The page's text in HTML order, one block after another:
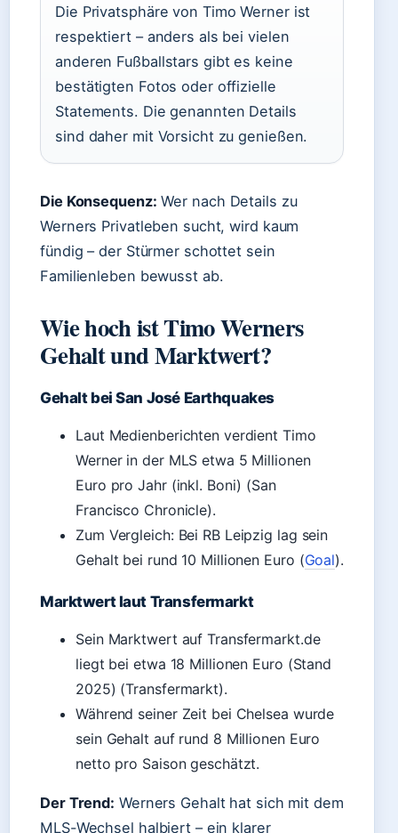
Die Privatsphäre von Timo Werner ist
respektiert – anders als bei vielen
anderen Fußballstars gibt es keine
bestätigten Fotos oder offizielle
Statements. Die genannten Details
sind daher mit Vorsicht zu genießen.
Die Konsequenz: Wer nach Details zu
Werners Privatleben sucht, wird kaum
fündig – der Stürmer schottet sein
Familienleben bewusst ab.
Wie hoch ist Timo Werners
Gehalt und Marktwert?
Gehalt bei San José Earthquakes
Laut Medienberichten verdient Timo
Werner in der MLS etwa 5 Millionen
Euro pro Jahr (inkl. Boni) (San
Francisco Chronicle).
Zum Vergleich: Bei RB Leipzig lag sein
Gehalt bei rund 10 Millionen Euro (Goal).
Marktwert laut Transfermarkt
Sein Marktwert auf Transfermarkt.de
liegt bei etwa 18 Millionen Euro (Stand
2025) (Transfermarkt).
Während seiner Zeit bei Chelsea wurde
sein Gehalt auf rund 8 Millionen Euro
netto pro Saison geschätzt.
Der Trend: Werners Gehalt hat sich mit dem
MLS-Wechsel halbiert – ein klarer